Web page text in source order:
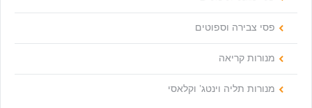
פסי צבירה וספוטים
מנורות קריאה
מנורות תליה וינטג’ וקלאסי